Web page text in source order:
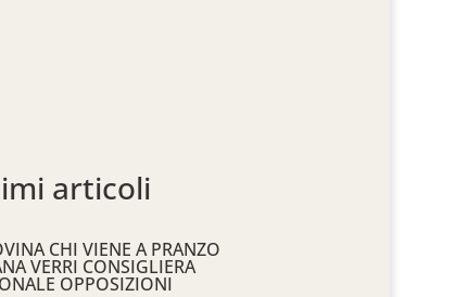
articoli
CHI VIENE A PRANZO
VERRI CONSIGLIERA
OPPOSIZIONI